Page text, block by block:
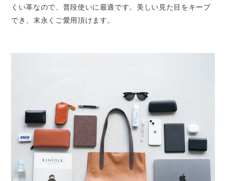
くい革なので、普段使いに最適です。美しい見た目をキープ
でき、末永くご愛用頂けます。